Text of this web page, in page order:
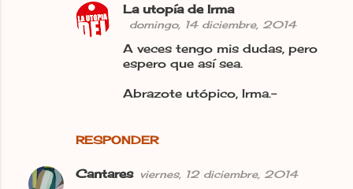
RESPONDER
La utopía de Irma
domingo, 14 diciembre, 2014
A veces tengo mis dudas, pero
espero que así sea.
Abrazote utópico, Irma.-
Cantares viernes, 12 diciembre, 2014